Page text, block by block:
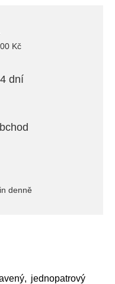
Kč
dní
denně
jednopatrový